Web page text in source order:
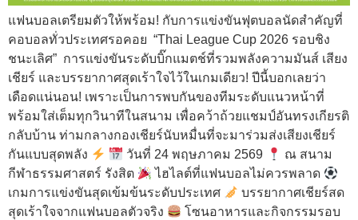
แฟนบอลเตรียมตัวให้พร้อม! กับการแข่งขันฟุตบอลนัดสำคัญที่
คอบอลทั่วประเทศรอคอย “Thai League Cup 2026 รอบชิง
ชนะเลิศ” การแข่งขันระดับบิ๊กแมตช์ที่รวมพลังความมันส์ เสียง
เชียร์ และบรรยากาศสุดเร้าใจไว้ในเกมเดียว! ปีนี้บอกเลยว่า
เดือดแน่นอน! เพราะเป็นการพบกันของทีมระดับแนวหน้าที่
พร้อมใส่เต็มทุกวินาทีในสนาม เพื่อคว้าถ้วยแชมป์อันทรงเกียรติ
กลับบ้าน ท่ามกลางกองเชียร์นับหมื่นที่จะมาร่วมส่งเสียงเชียร์
กันแบบสุดพลัง
วันที่ 24 พฤษภาคม 2569
ณ สนาม
กีฬาธรรมศาสตร์ รังสิต
ไฮไลต์ที่แฟนบอลไม่ควรพลาด
เกมการแข่งขันสุดเข้มข้นระดับประเทศ
บรรยากาศเชียร์สด
สุดเร้าใจจากแฟนบอลตัวจริง
โซนอาหารและกิจกรรมรอบ